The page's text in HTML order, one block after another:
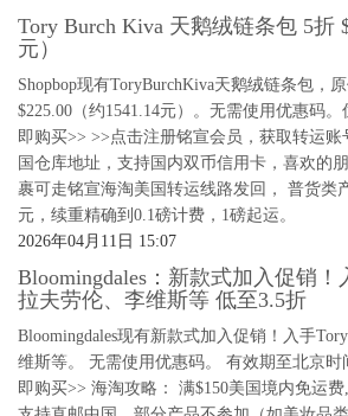
Tory Burch Kiva 天鹅绒链条包 5折
元）
Shopbop现有ToryBurchKiva天鹅绒链条包，
$225.00（约1541.14元）。无需使用优惠码
即购买>> >>点击注册铭宣会员，获取转运
国仓库地址，支持国内双币信用卡，喜欢的
裹可走铭宣海淘美国转运线路发回， 普货类
元，续重精确到0.1磅计费，1磅起运。
2026年04月11日 15:07
Bloomingdales：新款式加入促销！
拉夫劳伦、李维斯等 低至3.5折
Bloomingdales现有新款式加入促销！入手
维斯等。 无需使用优惠码。 有效期至北京时
即购买>> 海淘攻略： 满$150美国境内免运费